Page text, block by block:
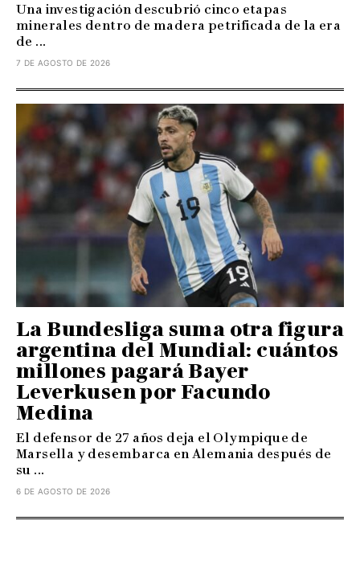
Una investigación descubrió cinco etapas
minerales dentro de madera petrificada de la era
de ...
7 DE AGOSTO DE 2026
La Bundesliga suma otra figura
argentina del Mundial: cuántos
millones pagará Bayer
Leverkusen por Facundo
Medina
El defensor de 27 años deja el Olympique de
Marsella y desembarca en Alemania después de
su ...
6 DE AGOSTO DE 2026